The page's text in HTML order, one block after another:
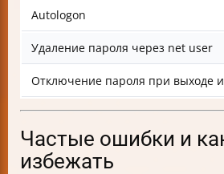
Autologon
Удаление пароля через net user
Отключение пароля при выходе
Частые ошибки и
избежать